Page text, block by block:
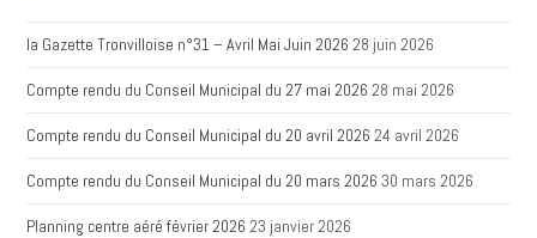
la Gazette Tronvilloise n°31 – Avril Mai Juin 2026 28 juin 2026
Compte rendu du Conseil Municipal du 27 mai 2026 28 mai 2026
Compte rendu du Conseil Municipal du 20 avril 2026 24 avril 2026
Compte rendu du Conseil Municipal du 20 mars 2026 30 mars 2026
Planning centre aéré février 2026 23 janvier 2026